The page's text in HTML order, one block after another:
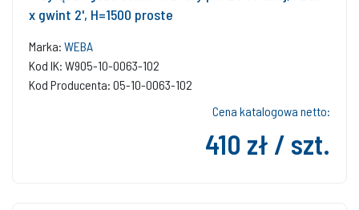
x gwint 2', H=1500 proste
Marka: WEBA
Kod IK: W905-10-0063-102
Kod Producenta: 05-10-0063-102
Cena katalogowa netto:
410 zł / szt.